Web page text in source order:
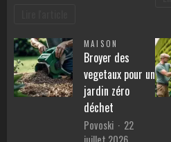
MAISON
Broyer des
vegetaux pour un
jardin zéro
déchet
Povoski
22